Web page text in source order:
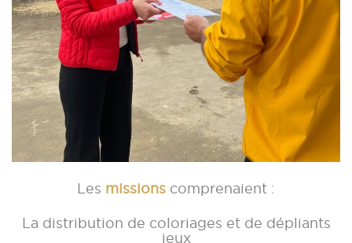
Les missions comprenaient :
La distribution de coloriages et de dépliants
jeux